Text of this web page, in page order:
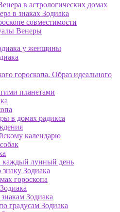
в астрологических домах
в знаках Зодиака
совместимости
Венеры
у женщины
гороскопа. Образ идеального
планетами
в домах радикса
календарю
лунный день
знаку Зодиака
гороскопа
Зодиака
градусам Зодиака